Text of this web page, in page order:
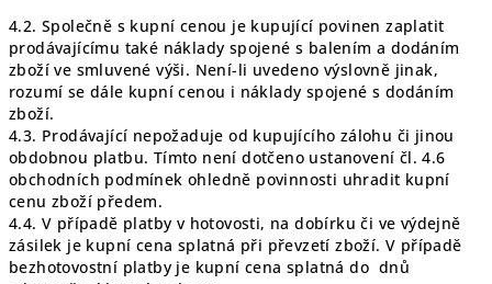
4.2. Společně s kupní cenou je kupující povinen zaplatit
prodávajícímu také náklady spojené s balením a dodáním
zboží ve smluvené výši. Není-li uvedeno výslovně jinak,
rozumí se dále kupní cenou i náklady spojené s dodáním
zboží.
4.3. Prodávající nepožaduje od kupujícího zálohu či jinou
obdobnou platbu. Tímto není dotčeno ustanovení čl. 4.6
obchodních podmínek ohledně povinnosti uhradit kupní
cenu zboží předem.
4.4. V případě platby v hotovosti, na dobírku či ve výdejně
zásilek je kupní cena splatná při převzetí zboží. V případě
bezhotovostní platby je kupní cena splatná do dnů